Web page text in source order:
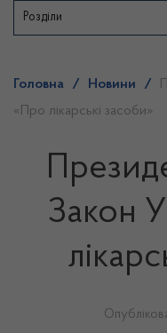
Розділи
Головна / Новини /
«Про лікарські засоби»
Закон